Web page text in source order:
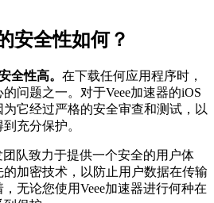
安全性如何？
全性高。 在下载任何应用程序时，
问题之一。对于Veee加速器的iOS
它经过严格的安全审查和测试，以
充分保护。
团队致力于提供一个安全的用户体
加密技术，以防止用户数据在传输
无论您使用Veee加速器进行何种在